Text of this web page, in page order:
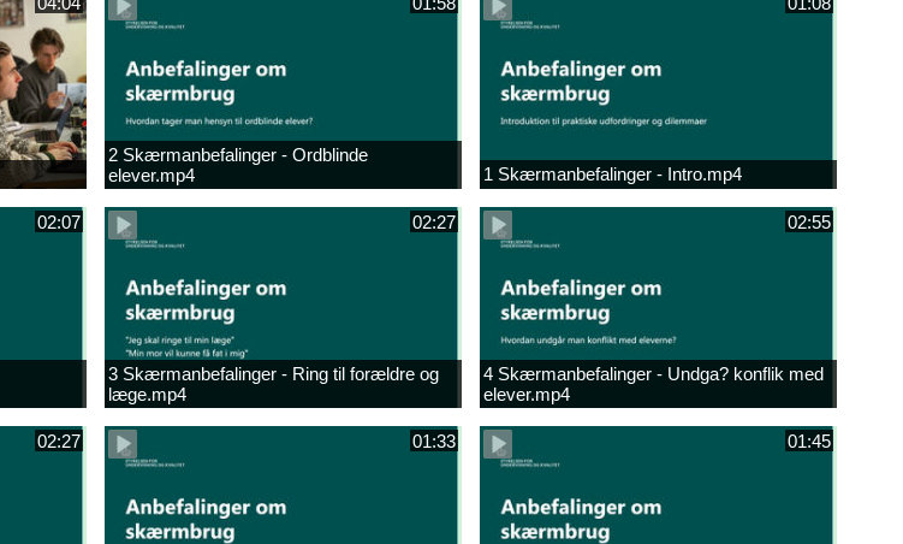
2 Skærmanbefalinger - Ordblinde
elever.mp4
1 Skærmanbefalinger - Intro.mp4
02:07 02:27
3 Skærmanbefalinger - Ring til forældre og
læge.mp4
02:55
4 Skærmanbefalinger - Undga? konflik med
elever.mp4
02:27 01:33 01:45